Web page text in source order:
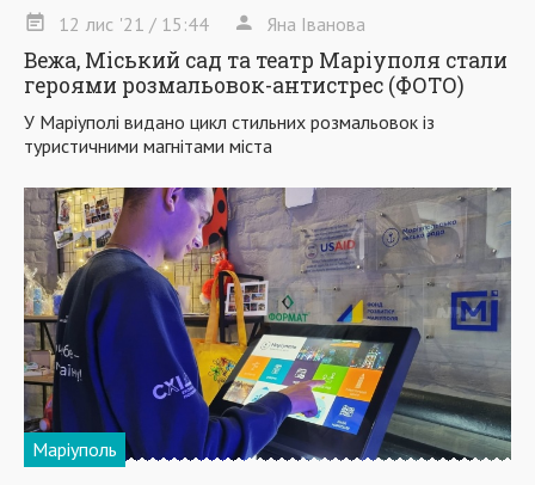
12 лис '21 / 15:44 Яна Іванова
Вежа, Міський сад та театр Маріуполя стали
героями розмальовок-антистрес (ФОТО)
У Маріуполі видано цикл стильних розмальовок із
туристичними магнітами міста
Маріуполь